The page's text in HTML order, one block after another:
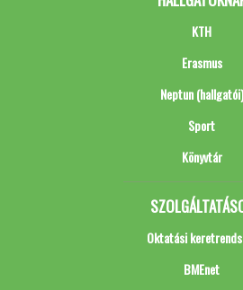
KTH
Erasmus
Neptun (hallgatói)
Sport
Könyvtár
Oktatási
BMEnet